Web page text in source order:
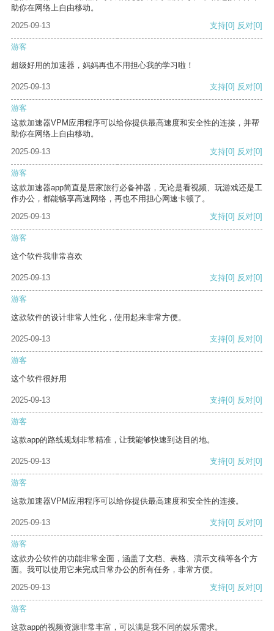
助你在网络上自由移动。
2025-09-13
支持[0] 反对[0]
游客
超级好用的加速器，妈妈再也不用担心我的学习啦！
2025-09-13 支持[0] 反对[0]
游客
这款加速器VPM应用程序可以给你提供最高速度和安全性的连接，并帮
助你在网络上自由移动。
2025-09-13
支持[0] 反对[0]
游客
这款加速器app简直是居家旅行必备神器，无论是看视频、玩游戏还是工
作办公，都能畅享高速网络，再也不用担心网速卡顿了。
2025-09-13
支持[0] 反对[0]
游客
这个软件我非常喜欢
2025-09-13 支持[0] 反对[0]
游客
这款软件的设计非常人性化，使用起来非常方便。
2025-09-13 支持[0] 反对[0]
游客
这个软件很好用
2025-09-13 支持[0] 反对[0]
游客
这款app的路线规划非常精准，让我能够快速到达目的地。
2025-09-13 支持[0] 反对[0]
游客
这款加速器VPM应用程序可以给你提供最高速度和安全性的连接。
2025-09-13 支持[0] 反对[0]
游客
这款办公软件的功能非常全面，涵盖了文档、表格、演示文稿等各个方
面。我可以使用它来完成日常办公的所有任务，非常方便。
2025-09-13
支持[0] 反对[0]
游客
这款app的视频资源非常丰富，可以满足我不同的娱乐需求。